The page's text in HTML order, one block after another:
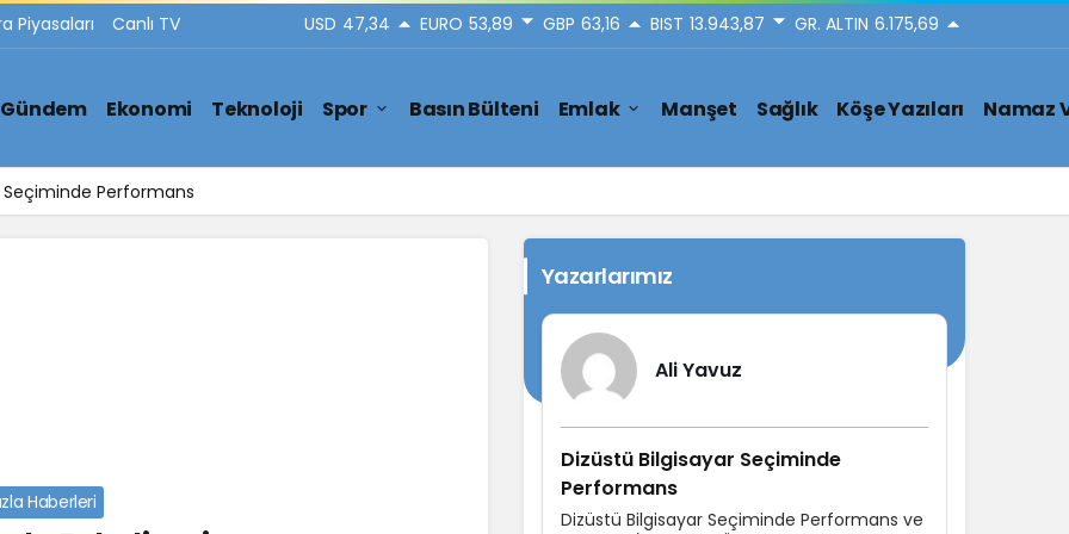
Piyasaları Canlı TV USD 47,34 EURO 53,89 GBP 63,16 BIST 13.943,87 GR. ALTIN 6.175,69
Gündem Ekonomi Teknoloji Spor Basın Bülteni Emlak Manşet Sağlık Köşe Yazıları Namaz
Seçiminde Performans
Haberleri
Yazarlarımız
Ali Yavuz
Dizüstü Bilgisayar Seçiminde
Performans
Dizüstü Bilgisayar Seçiminde Performans ve